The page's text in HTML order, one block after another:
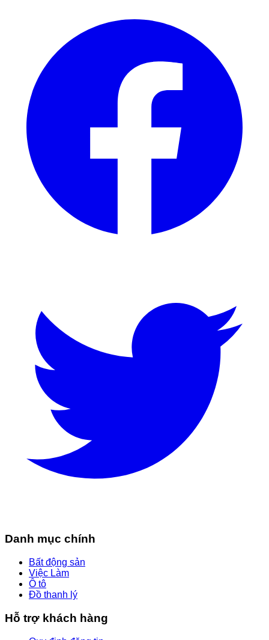
Danh mục chính
Bất động sản
Việc Làm
Ô tô
Đồ thanh lý
Hỗ trợ khách hàng